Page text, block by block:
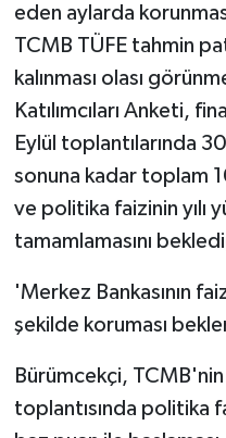
eden aylarda
TCMB TÜFE tahmin
kalınması olası
Katılımcıları Anketi,
Eylül toplantılarında
sonuna kadar toplam
ve politika faizinin yılı
tamamlamasını
'Merkez Bankasının
şekilde koruması
Bürümcekçi,
toplantısında politika